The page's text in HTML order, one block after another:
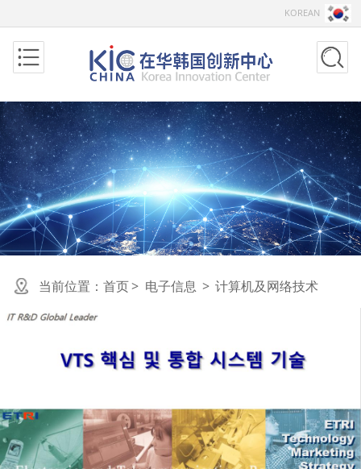
KOREAN
当前位置： 首页> 电子信息 > 计算机及网络技术